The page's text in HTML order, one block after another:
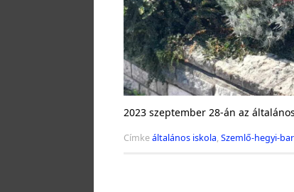
2023 szeptember 28-án az
Címkeáltalános iskola,Szemlő-hegyi-